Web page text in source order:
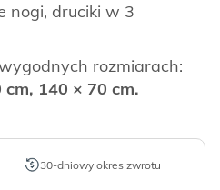
nogi, druciki w 3
rozmiarach:
140 × 70 cm.
30-dniowy okres zwrotu